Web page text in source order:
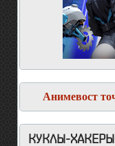
Анимевост
КУКЛЫ-ХАКЕРЫ